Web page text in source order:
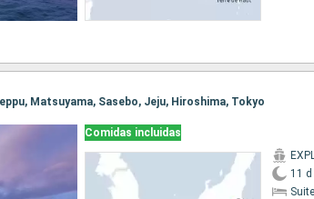
Matsuyama, Sasebo, Jeju, Hiroshima, Tokyo
Comidas incluidas
11 d
Suite